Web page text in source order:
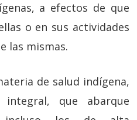
a efectos de que
o en sus actividades
las mismas.
salud indígena,
que abarque